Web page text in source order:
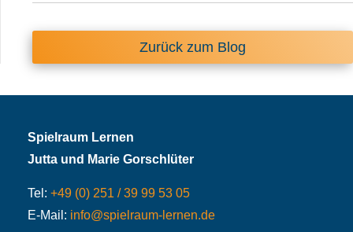
Zurück zum Blog
Spielraum Lernen
Jutta und Marie Gorschlüter
Tel: +49 (0) 251 / 39 99 53 05
E-Mail: info@spielraum-lernen.de